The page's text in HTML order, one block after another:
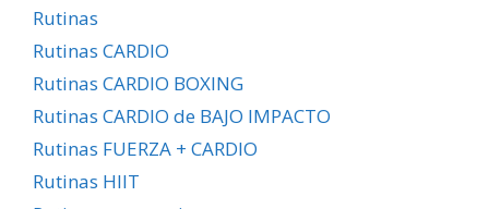
Rutinas
Rutinas CARDIO
Rutinas CARDIO BOXING
Rutinas CARDIO de BAJO IMPACTO
Rutinas FUERZA + CARDIO
Rutinas HIIT